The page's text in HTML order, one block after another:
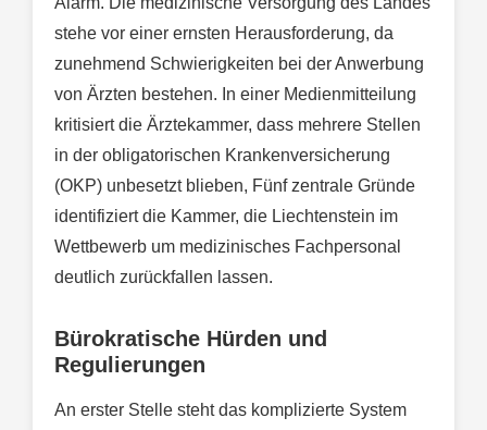
stehe vor einer ernsten Herausforderung, da
zunehmend Schwierigkeiten bei der Anwerbung
von Ärzten bestehen. In einer Medienmitteilung
kritisiert die Ärztekammer, dass mehrere Stellen
in der obligatorischen Krankenversicherung
(OKP) unbesetzt blieben, Fünf zentrale Gründe
identifiziert die Kammer, die Liechtenstein im
Wettbewerb um medizinisches Fachpersonal
deutlich zurückfallen lassen.
Bürokratische Hürden und
Regulierungen
An erster Stelle steht das komplizierte System